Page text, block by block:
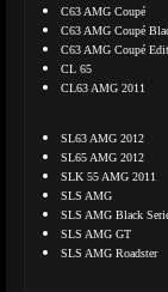
C63 AMG Coupé
C63 AMG Coupé
C63 AMG Coupé
CL 65
CL63 AMG 2011
SL63 AMG 2012
SL65 AMG 2012
SLK 55 AMG 2011
SLS AMG
SLS AMG Black
SLS AMG GT
SLS AMG Roadster